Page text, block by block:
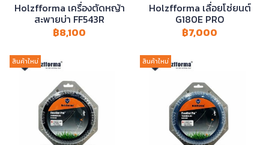
Holzfforma เครื่องตัดหญ้า
สะพายบ่า FF543R
฿8,100
Holzfforma เลื่อยโซ่ยนต์
G180E PRO
฿7,000
สินค้าใหม่ สินค้าใหม่